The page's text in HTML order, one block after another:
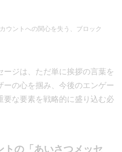
ウントへの関心を失う、ブロック
ージは、ただ単に挨拶の言葉を
ーの心を掴み、今後のエンゲー
要な要素を戦略的に盛り込む必
トの「あいさつメッセ